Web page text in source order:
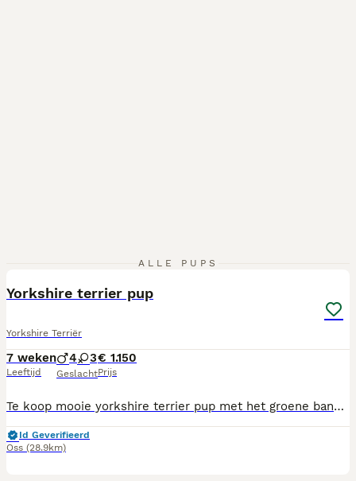
ALLE PUPS
Yorkshire terrier pup
Yorkshire Terriër
7 weken
Leeftijd
4 3
Geslacht
€ 1.150
Prijs
Te koop mooie yorkshire terrier pup met het groene bandje laatste uit het nest zoekt nog een huisje Graag serieuze reacties Prijs is vast bij reserveren vragen wij 200 aanbetaling
Id Geverifieerd
Oss (28.9km)